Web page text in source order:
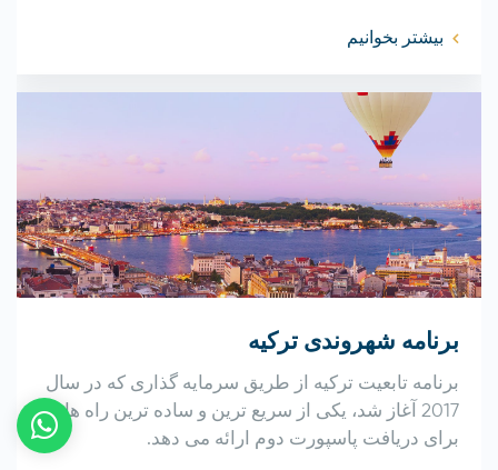
بیشتر بخوانیم
برنامه شهروندی ترکیه
برنامه تابعیت ترکیه از طریق سرمایه گذاری که در سال
2017 آغاز شد، یکی از سریع ترین و ساده ترین راه ها را
برای دریافت پاسپورت دوم ارائه می دهد.